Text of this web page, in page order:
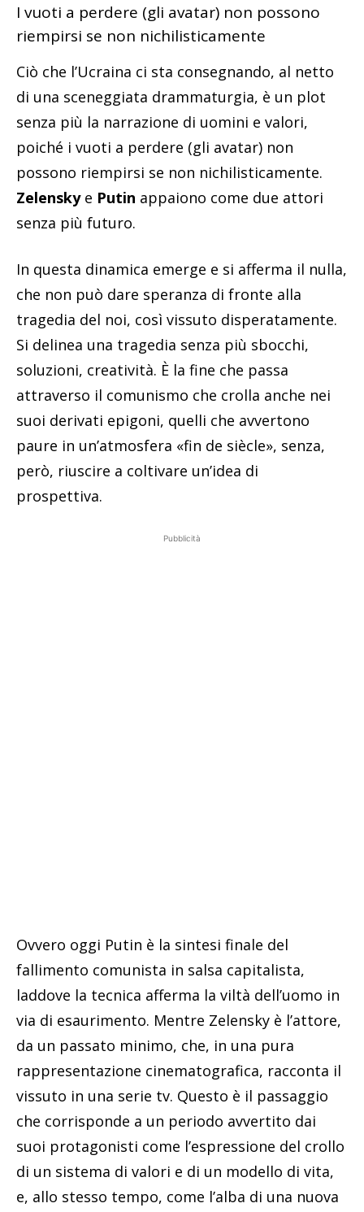
I vuoti a perdere (gli avatar) non possono
riempirsi se non nichilisticamente
Ciò che l’Ucraina ci sta consegnando, al netto
di una sceneggiata drammaturgia, è un plot
senza più la narrazione di uomini e valori,
poiché i vuoti a perdere (gli avatar) non
possono riempirsi se non nichilisticamente.
Zelenskye Putin appaiono come due attori
senza più futuro.
In questa dinamica emerge e si afferma il nulla,
che non può dare speranza di fronte alla
tragedia del noi, così vissuto disperatamente.
Si delinea una tragedia senza più sbocchi,
soluzioni, creatività. È la fine che passa
attraverso il comunismo che crolla anche nei
suoi derivati epigoni, quelli che avvertono
paure in un’atmosfera «fin de siècle», senza,
però, riuscire a coltivare un’idea di
prospettiva.
Pubblicità
Ovvero oggi Putin è la sintesi finale del
fallimento comunista in salsa capitalista,
laddove la tecnica afferma la viltà dell’uomo in
via di esaurimento. Mentre Zelensky è l’attore,
da un passato minimo, che, in una pura
rappresentazione cinematografica, racconta il
vissuto in una serie tv. Questo è il passaggio
che corrisponde a un periodo avvertito dai
suoi protagonisti come l’espressione del crollo
di un sistema di valori e di un modello di vita,
e, allo stesso tempo, come l’alba di una nuova